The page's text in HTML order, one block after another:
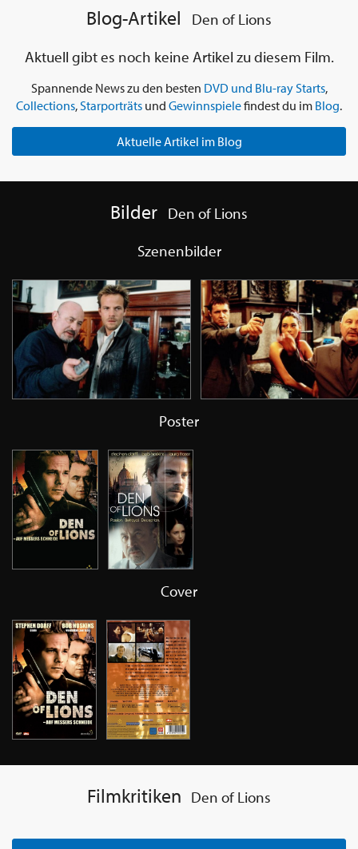
Blog-Artikel
Den of Lions
Aktuell gibt es noch keine Artikel zu diesem Film.
Spannende News zu den besten DVD und Blu-ray Starts,
Collections, Starporträts und Gewinnspielefindest du im Blog.
Aktuelle Artikel im Blog
Bilder Den of Lions
Szenenbilder
Poster
Cover
Filmkritiken Den of Lions